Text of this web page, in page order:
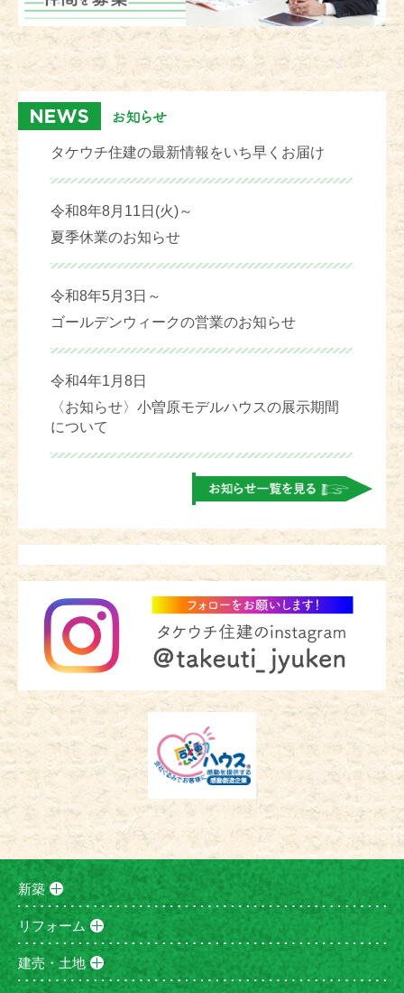
タケウチ住建の最新情報をいち早くお届け
令和8年8月11日(火)～
夏季休業のお知らせ
令和8年5月3日～
ゴールデンウィークの営業のお知らせ
令和4年1月8日
〈お知らせ〉小曽原モデルハウスの展示期間
について
新築
リフォーム
建売・土地